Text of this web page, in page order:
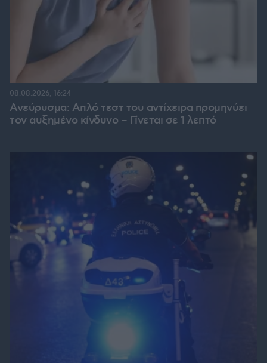
Ανεύρυσμα: Απλό τεστ του αντίχειρα προμηνύει
τον αυξημένο κίνδυνο – Γίνεται σε 1 λεπτό
08.08.2026, 16:24